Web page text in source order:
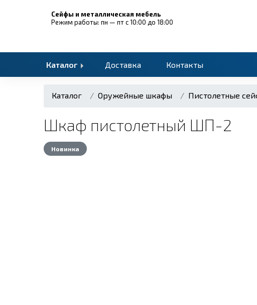
Сейфы и металлическая мебель
Режим работы: пн — пт с 10:00 до 18:00
Каталог Доставка Контакты
Каталог Оружейные шкафы Пистолетные
Шкаф пистолетный ШП-2
Новинка